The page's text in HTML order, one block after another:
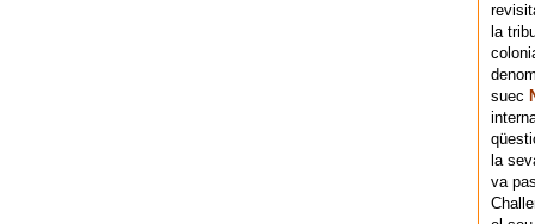
la
suec
la
va